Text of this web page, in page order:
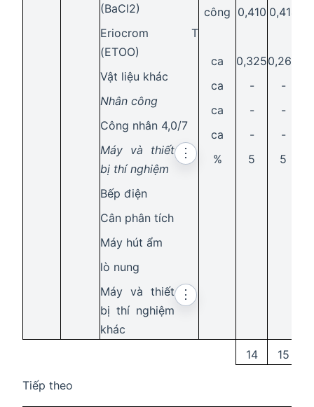
(BaCl2)
Eriocrom T
(ETOO)
Vật liệu khác
Nhân công
Công nhân 4,0/7
Máy và thiết
bị thí nghiệm
⋮
Bếp điện
Cân phân tích
Máy hút ẩm
lò nung
Máy và thiết
bị thí nghiệm
khác
⋮
công
ca
ca
ca
ca
%
0,410
0,325
-
-
-
5
0,414
0,263
-
-
-
5
14 15
Tiếp theo